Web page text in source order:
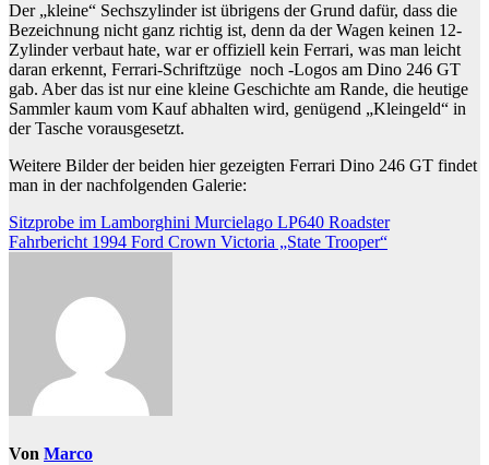
Der „kleine“ Sechszylinder ist übrigens der Grund dafür, dass die
Bezeichnung nicht ganz richtig ist, denn da der Wagen keinen 12-
Zylinder verbaut hate, war er offiziell kein Ferrari, was man leicht
daran erkennt, Ferrari-Schriftzüge noch -Logos am Dino 246 GT
gab. Aber das ist nur eine kleine Geschichte am Rande, die heutige
Sammler kaum vom Kauf abhalten wird, genügend „Kleingeld“ in
der Tasche vorausgesetzt.
Weitere Bilder der beiden hier gezeigten Ferrari Dino 246 GT findet
man in der nachfolgenden Galerie:
Beitragsnavigation
Sitzprobe im Lamborghini Murcielago LP640 Roadster
Fahrbericht 1994 Ford Crown Victoria „State Trooper“
Von Marco